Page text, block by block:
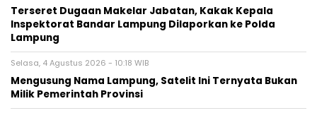
Terseret Dugaan Makelar Jabatan, Kakak Kepala
Inspektorat Bandar Lampung Dilaporkan ke Polda
Lampung
Selasa, 4 Agustus 2026 - 10:18 WIB
Mengusung Nama Lampung, Satelit Ini Ternyata Bukan
Milik Pemerintah Provinsi